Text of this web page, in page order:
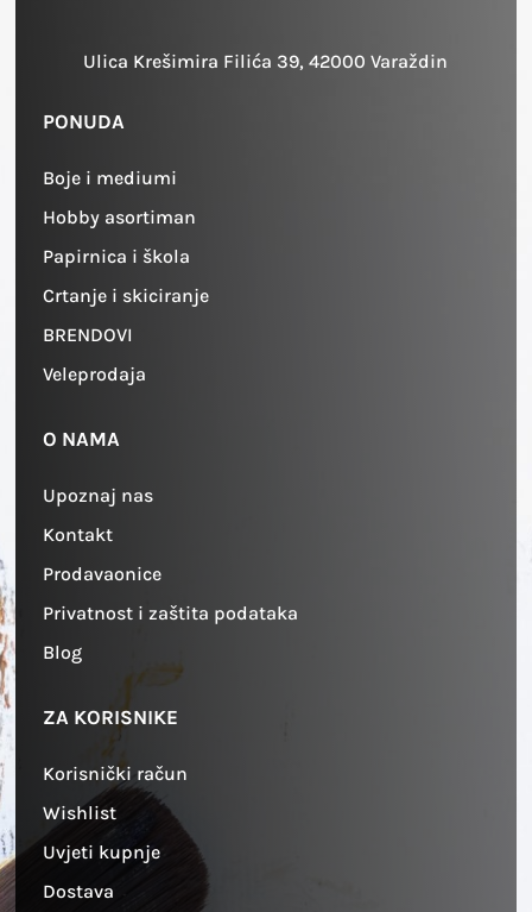
Ulica Krešimira Filića 39, 42000 Varaždin
PONUDA
Boje i mediumi
Hobby asortiman
Papirnica i škola
Crtanje i skiciranje
BRENDOVI
Veleprodaja
O NAMA
Upoznaj nas
Kontakt
Prodavaonice
Privatnost i zaštita podataka
Blog
ZA KORISNIKE
Korisnički račun
Wishlist
Uvjeti kupnje
Dostava